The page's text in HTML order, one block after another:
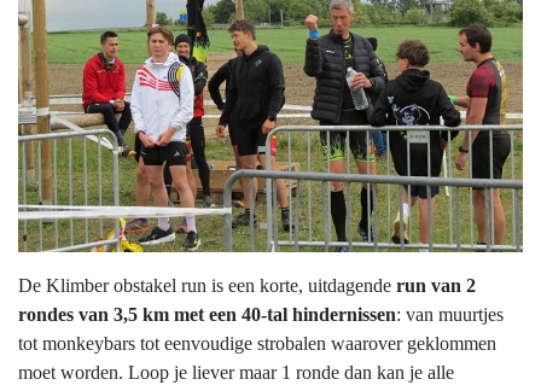
De Klimber obstakel run is een korte, uitdagende run van 2
rondes van 3,5 km met een 40-tal hindernissen: van muurtjes
tot monkeybars tot eenvoudige strobalen waarover geklommen
moet worden. Loop je liever maar 1 ronde dan kan je alle